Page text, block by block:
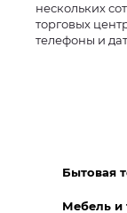
нескольких
торговых
телефоны и
Бытовая
Мебель и